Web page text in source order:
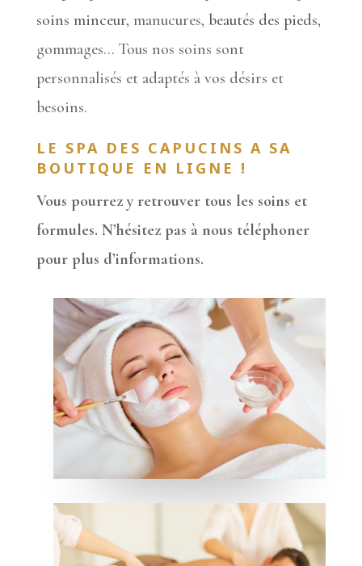
soins minceur, manucures, beautés des pieds,
gommages… Tous nos soins sont
personnalisés et adaptés à vos désirs et
besoins.
LE SPA DES CAPUCINS A SA
BOUTIQUE EN LIGNE !
Vous pourrez y retrouver tous les soins et
formules. N’hésitez pas à nous téléphoner
pour plus d’informations.